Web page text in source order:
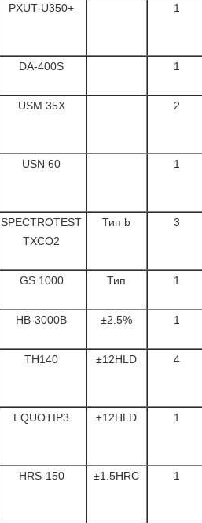
PXUT-U350+ 1
DA-400S 1
USM 35X 2
USN 60 1
SPECTROTEST
TXCO2
Тип b 3
GS 1000 Тип 1
HB-3000B ±2.5% 1
TH140 ±12HLD 4
EQUOTIP3 ±12HLD 1
HRS-150 ±1.5HRC 1